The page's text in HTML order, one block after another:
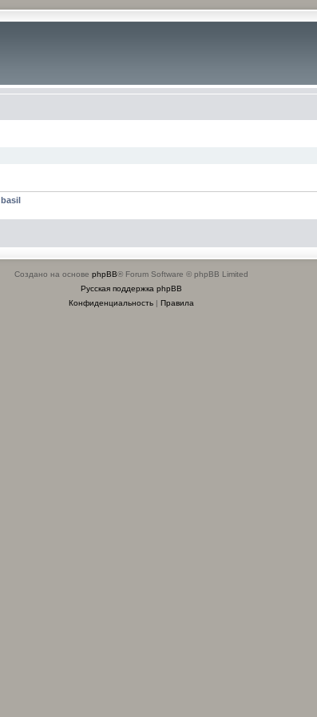
basil
Создано на основе phpBB® Forum Software © phpBB Limited
Русская поддержка phpBB
Конфиденциальность| Правила